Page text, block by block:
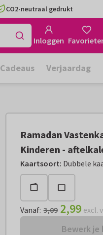
CO2-neutraal gedrukt
Inloggen
Cadeaus Verjaardag
Ramadan
Kinderen -
Kaartsoort: Dubbele
Vanaf:€ 2,99 excl.
Vanaf: 3,09 2,99 excl.
Bewerk je